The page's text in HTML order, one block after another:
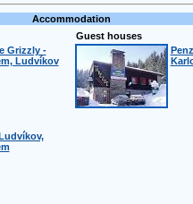
Accommodation
Grizzly -
Ludvíkov
Guest houses